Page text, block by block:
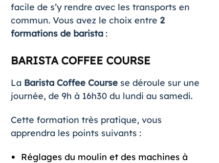
facile de s’y rendre avec les transports en
commun. Vous avez le choix entre 2
formations de barista:
BARISTA COFFEE COURSE
La Barista Coffee Course se déroule sur une
journée, de 9h à 16h30 du lundi au samedi.
Cette formation très pratique, vous
apprendra les points suivants :
Réglages du moulin et des machines à